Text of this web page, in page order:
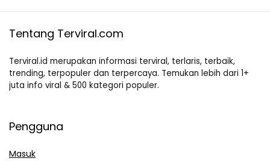
Tentang Terviral.com
Terviral.id merupakan informasi terviral, terlaris, terbaik,
trending, terpopuler dan terpercaya. Temukan lebih dari 1+
juta info viral & 500 kategori populer.
Pengguna
Masuk